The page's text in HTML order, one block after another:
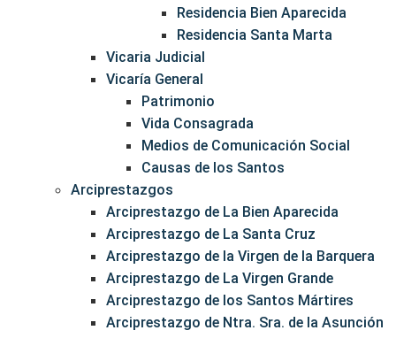
Residencia Bien Aparecida
Residencia Santa Marta
Vicaria Judicial
Vicaría General
Patrimonio
Vida Consagrada
Medios de Comunicación Social
Causas de los Santos
Arciprestazgos
Arciprestazgo de La Bien Aparecida
Arciprestazgo de La Santa Cruz
Arciprestazgo de la Virgen de la Barquera
Arciprestazgo de La Virgen Grande
Arciprestazgo de los Santos Mártires
Arciprestazgo de Ntra. Sra. de la Asunción